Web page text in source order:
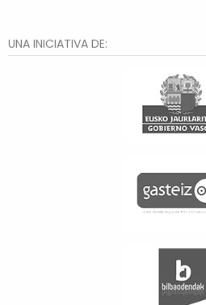
UNA INICIATIVA DE: